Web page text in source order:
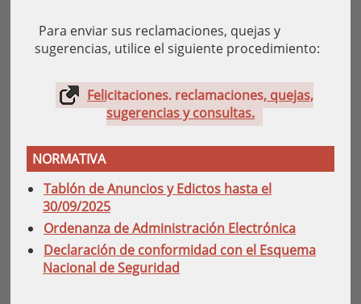
Para enviar sus reclamaciones, quejas y
sugerencias, utilice el siguiente procedimiento:
Felicitaciones, reclamaciones, quejas,
sugerencias y consultas.
NORMATIVA
Tablón de Anuncios y Edictos hasta el
30/09/2025
Ordenanza de Administración Electrónica
Declaración de conformidad con el Esquema
Nacional de Seguridad